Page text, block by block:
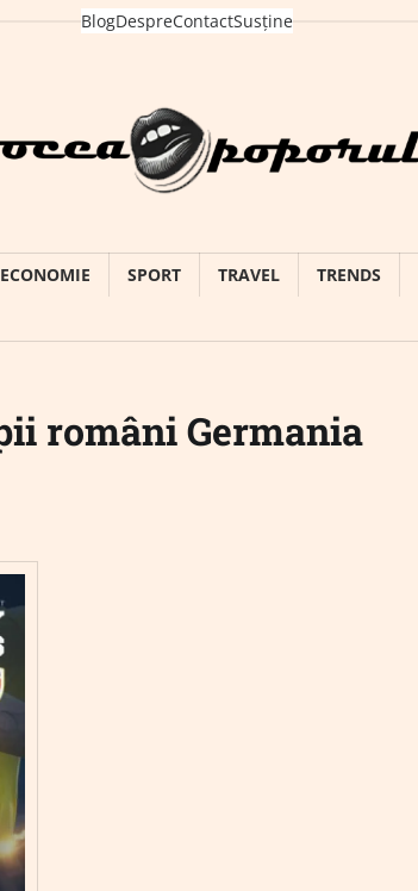
BlogDespreContactSusține
ECONOMIE SPORT TRAVEL TRENDS
români Germania